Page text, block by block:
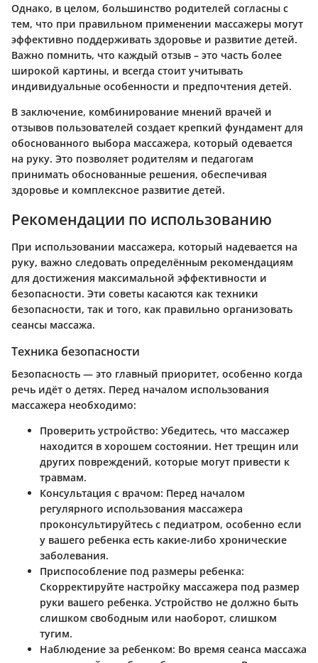
Однако, в целом, большинство родителей согласны с
тем, что при правильном применении массажеры могут
эффективно поддерживать здоровье и развитие детей.
Важно помнить, что каждый отзыв – это часть более
широкой картины, и всегда стоит учитывать
индивидуальные особенности и предпочтения детей.
В заключение, комбинирование мнений врачей и
отзывов пользователей создает крепкий фундамент для
обоснованного выбора массажера, который одевается
на руку. Это позволяет родителям и педагогам
принимать обоснованные решения, обеспечивая
здоровье и комплексное развитие детей.
Рекомендации по использованию
При использовании массажера, который надевается на
руку, важно следовать определённым рекомендациям
для достижения максимальной эффективности и
безопасности. Эти советы касаются как техники
безопасности, так и того, как правильно организовать
сеансы массажа.
Техника безопасности
Безопасность — это главный приоритет, особенно когда
речь идёт о детях. Перед началом использования
массажера необходимо:
Проверить устройство: Убедитесь, что массажер
находится в хорошем состоянии. Нет трещин или
других повреждений, которые могут привести к
травмам.
Консультация с врачом: Перед началом
регулярного использования массажера
проконсультируйтесь с педиатром, особенно если
у вашего ребенка есть какие-либо хронические
заболевания.
Приспособление под размеры ребенка:
Скорректируйте настройку массажера под размер
руки вашего ребенка. Устройство не должно быть
слишком свободным или наоборот, слишком
тугим.
Наблюдение за ребенком: Во время сеанса массажа